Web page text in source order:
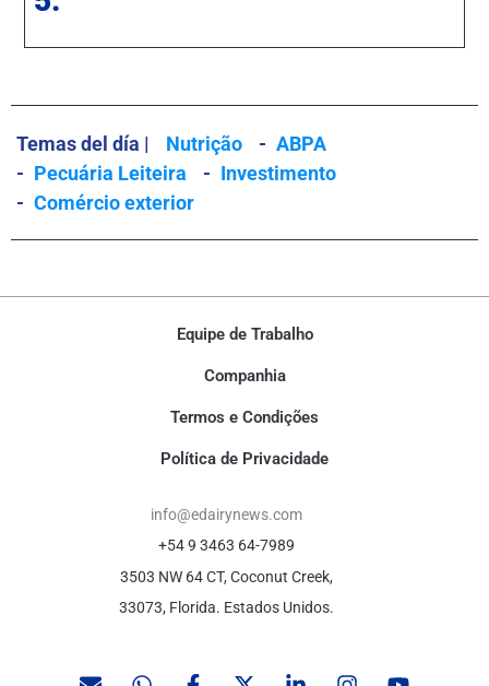
Temas del día | Nutrição - ABPA
- Pecuária Leiteira - Investimento
- Comércio exterior
Equipe de Trabalho
Companhia
Termos e Condições
Política de Privacidade
info@edairynews.com
+54 9 3463 64-7989
3503 NW 64 CT, Coconut Creek,
33073, Florida. Estados Unidos.